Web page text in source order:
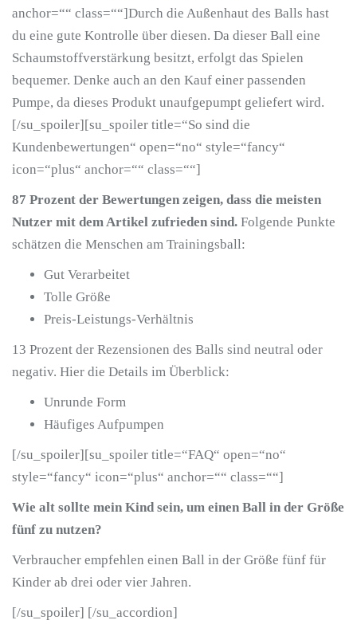
anchor=““ class=““]Durch die Außenhaut des Balls hast
du eine gute Kontrolle über diesen. Da dieser Ball eine
Schaumstoffverstärkung besitzt, erfolgt das Spielen
bequemer. Denke auch an den Kauf einer passenden
Pumpe, da dieses Produkt unaufgepumpt geliefert wird.
[/su_spoiler][su_spoiler title=“So sind die
Kundenbewertungen“ open=“no“ style=“fancy“
icon=“plus“ anchor=““ class=““]
87 Prozent der Bewertungen zeigen, dass die meisten
Nutzer mit dem Artikel zufrieden sind. Folgende Punkte
schätzen die Menschen am Trainingsball:
Gut Verarbeitet
Tolle Größe
Preis-Leistungs-Verhältnis
13 Prozent der Rezensionen des Balls sind neutral oder
negativ. Hier die Details im Überblick:
Unrunde Form
Häufiges Aufpumpen
[/su_spoiler][su_spoiler title=“FAQ“ open=“no“
style=“fancy“ icon=“plus“ anchor=““ class=““]
Wie alt sollte mein Kind sein, um einen Ball in der Größe
fünf zu nutzen?
Verbraucher empfehlen einen Ball in der Größe fünf für
Kinder ab drei oder vier Jahren.
[/su_spoiler] [/su_accordion]